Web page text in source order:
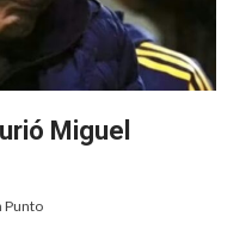
Miguel
Punto